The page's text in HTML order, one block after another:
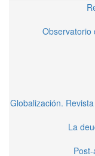
Observatorio
Globalización.
La